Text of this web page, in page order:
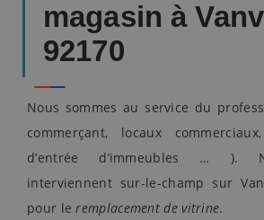
magasin à
92170
Nous sommes au service du
commerçant, locaux
d’entrée d’immeubles … ).
interviennent sur-le-champ sur
pour leremplacement de vitrine.